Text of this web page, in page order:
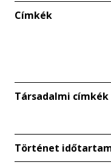
Címkék
Társadalmi címkék
Történet